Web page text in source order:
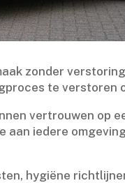
zonder
te verstoren
vertrouwen op
aan iedere
hygiëne